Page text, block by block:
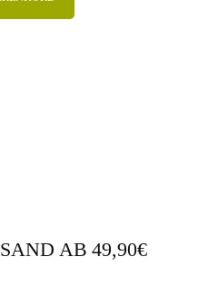
AB 49,90€